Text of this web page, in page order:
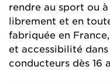
rendre au sport ou
librement et en
fabriquée en
et accessibilité
conducteurs dès 16